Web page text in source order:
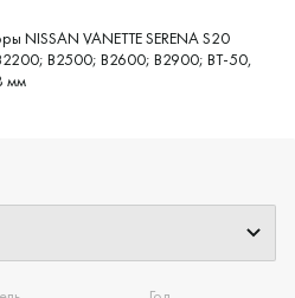
NISSAN VANETTE SERENA S20
B2500; B2600; B2900; BT-50,
мм